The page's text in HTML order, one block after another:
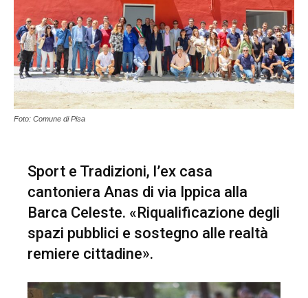
Foto: Comune di Pisa
Sport e Tradizioni, l’ex casa
cantoniera Anas di via Ippica alla
Barca Celeste. «Riqualificazione degli
spazi pubblici e sostegno alle realtà
remiere cittadine».